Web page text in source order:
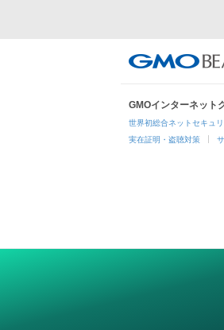
GMOインターネット
世界初総合ネットセキュ
実在証明・盗聴対策